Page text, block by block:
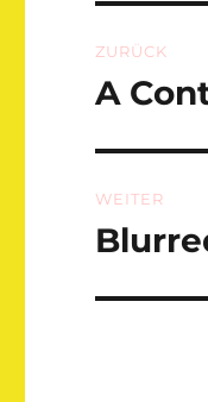
ZURÜCK
Vorheriger
A
WEITER
Nächster